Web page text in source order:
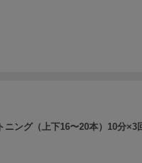
ニング（上下16〜20本）10分×3